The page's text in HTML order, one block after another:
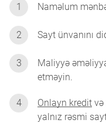
1 Naməlum
2 Sayt ünvanını
3
Maliyyə
etməyin.
4 Onlayn kredit və
yalnız rəsmi